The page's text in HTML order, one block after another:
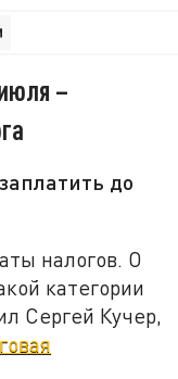
–
до
налогов. О
категории
Сергей Кучер,